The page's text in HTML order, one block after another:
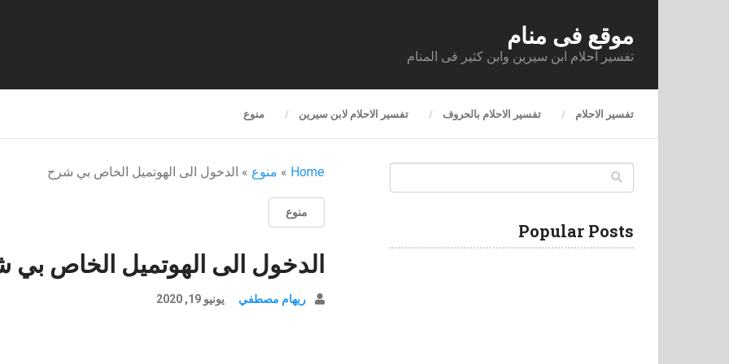
موقع فى منام
تفسير احلام ابن سيرين وابن كثير فى المنام
تفسير الاحلام تفسير الاحلام بالحروف تفسير الاحلام لابن سيرين منوع
Home
» منوع » الدخول الى الهوتميل الخاص بي شرح
منوع
الدخول الى الهوتميل الخاص
ريهام مصطفي يونيو 19, 2020
Popular Posts